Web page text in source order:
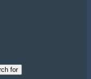
for